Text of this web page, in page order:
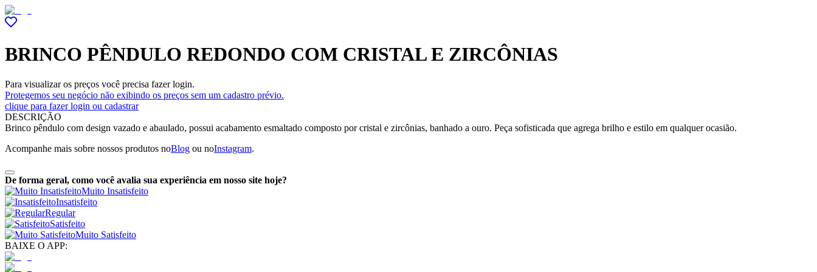
BRINCO PÊNDULO REDONDO COM CRISTAL E ZIRCÔNIAS
Para visualizar os preços você precisa fazer login.
Protegemos seu negócio não exibindo os preços sem um cadastro prévio.
clique para fazer login ou cadastrar
DESCRIÇÃO
Brinco pêndulo com design vazado e abaulado, possui acabamento esmaltado composto por cristal e zircônias, banhado a ouro. Peça sofisticada que agrega brilho e estilo em qualquer ocasião.
Acompanhe mais sobre nossos produtos noBlog ou noInstagram.
De forma geral, como você avalia sua experiência em nosso site hoje?
Muito Insatisfeito
Insatisfeito
Regular
Satisfeito
Muito Satisfeito
BAIXE O APP: